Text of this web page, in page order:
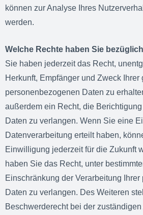
können zur Analyse Ihres
werden.
Welche Rechte haben Sie
Sie haben jederzeit das Recht,
Herkunft, Empfänger und Zweck Ihrer
personenbezogenen Daten zu
außerdem ein Recht, die
Daten zu verlangen. Wenn Sie eine
Datenverarbeitung erteilt haben,
Einwilligung jederzeit für die Zukunft
haben Sie das Recht, unter
Einschränkung der Verarbeitung
Daten zu verlangen. Des Weiteren
Beschwerderecht bei der